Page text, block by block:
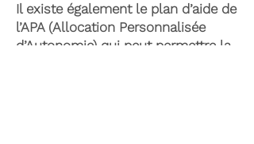
Il existe également le plan d’aide de
l’APA (Allocation Personnalisée
d’Autonomie) qui peut permettre la